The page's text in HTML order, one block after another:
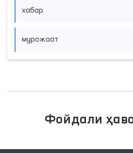
хабар
мурожаат
Фойдали